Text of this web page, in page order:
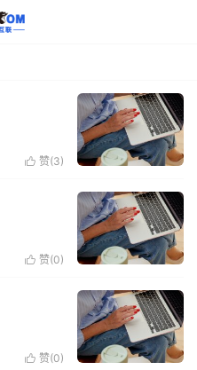
 赞(3)
 赞(0)
 赞(0)